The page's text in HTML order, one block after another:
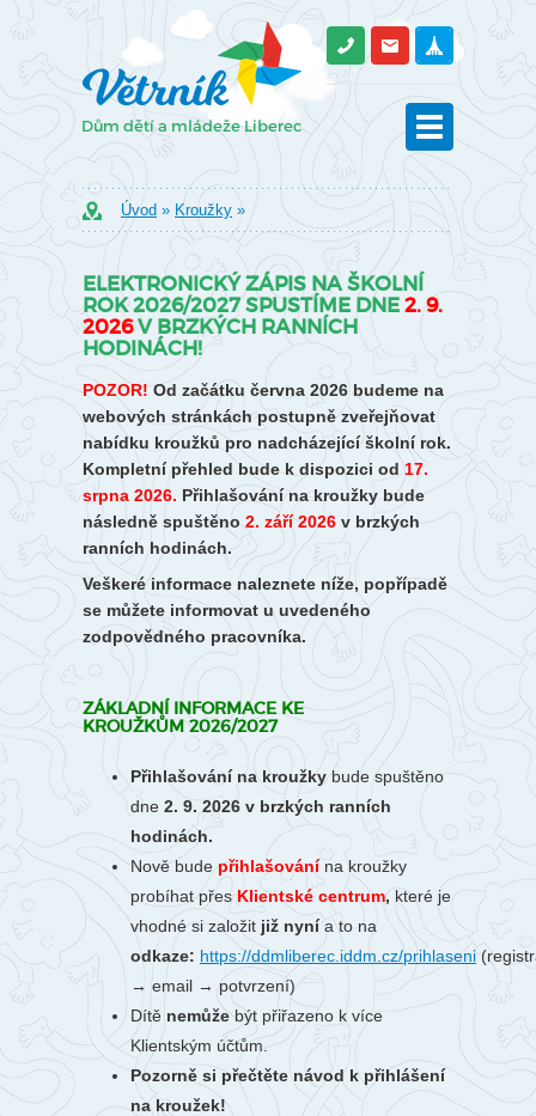
Úvod » Kroužky »
ELEKTRONICKÝ ZÁPIS NA ŠKOLNÍ
ROK 2026/2027 SPUSTÍME DNE2. 9.
2026V BRZKÝCH RANNÍCH
HODINÁCH!
POZOR! Od začátku června 2026 budeme na
webových stránkách postupně zveřejňovat
nabídku kroužků pro nadcházející školní rok.
Kompletní přehled bude k dispozici od 17.
srpna 2026. Přihlašování na kroužky bude
následně spuštěno 2. září 2026 v brzkých
ranních hodinách.
Veškeré informace naleznete níže, popřípadě
se můžete informovat u uvedeného
zodpovědného pracovníka.
ZÁKLADNÍ INFORMACE KE
KROUŽKŮM 2026/2027
Přihlašování na kroužky bude spuštěno
dne 2. 9. 2026 v brzkých ranních
hodinách.
Nově budepřihlašovánína kroužky
probíhat přes Klientské centrum, které je
vhodné si založit již nynía to na
odkaze: https://ddmliberec.iddm.cz/prihlaseni
→ email → potvrzení)
Dítě nemůžebýt přiřazeno k více
Klientským účtům.
Pozorně si přečtěte návod k přihlášení
na kroužek!